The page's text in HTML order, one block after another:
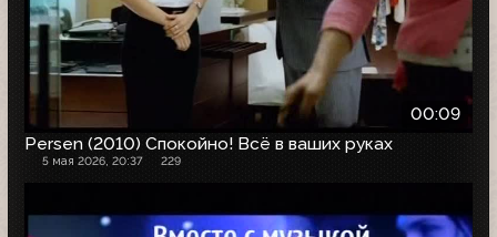
00:09
Persen (2010) Спокойно! Всё в ваших руках
5 мая 2026, 20:37 229